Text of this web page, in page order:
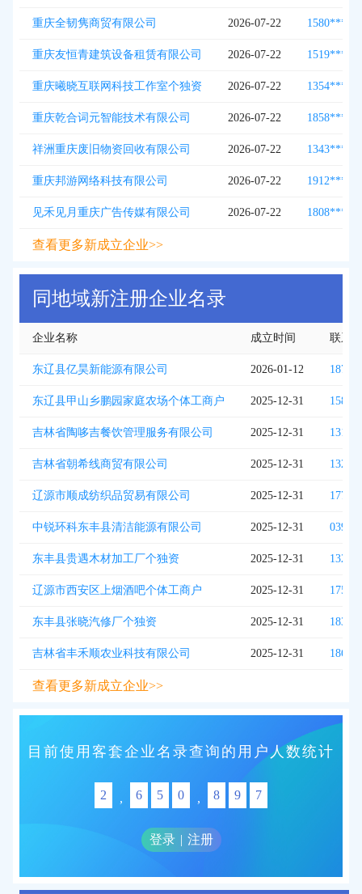
重庆全韧隽商贸有限公司 2026-07-22
重庆友恒青建筑设备租赁有限公司 2026-07-22
重庆曦晓互联网科技工作室个独资 2026-07-22
重庆乾合词元智能技术有限公司 2026-07-22
祥洲重庆废旧物资回收有限公司 2026-07-22
重庆邦游网络科技有限公司 2026-07-22
见禾见月重庆广告传媒有限公司 2026-07-22
查看更多新成立企业>>
同地域新注册企业名录
企业名称 成立时间 联系
东辽县亿昊新能源有限公司 2026-01-12
东辽县甲山乡鹏园家庭农场个体工商户 2025-12-31
吉林省陶哆吉餐饮管理服务有限公司 2025-12-31
吉林省朝希线商贸有限公司 2025-12-31
辽源市顺成纺织品贸易有限公司 2025-12-31
中锐环科东丰县清洁能源有限公司 2025-12-31
东丰县贵遇木材加工厂个独资 2025-12-31
辽源市西安区上烟酒吧个体工商户 2025-12-31
东丰县张晓汽修厂个独资 2025-12-31
吉林省丰禾顺农业科技有限公司 2025-12-31
查看更多新成立企业>>
目前使用客套企业名录查询的用户人数统计
2 , 6 5 0 , 8 9 7
登录 | 注册